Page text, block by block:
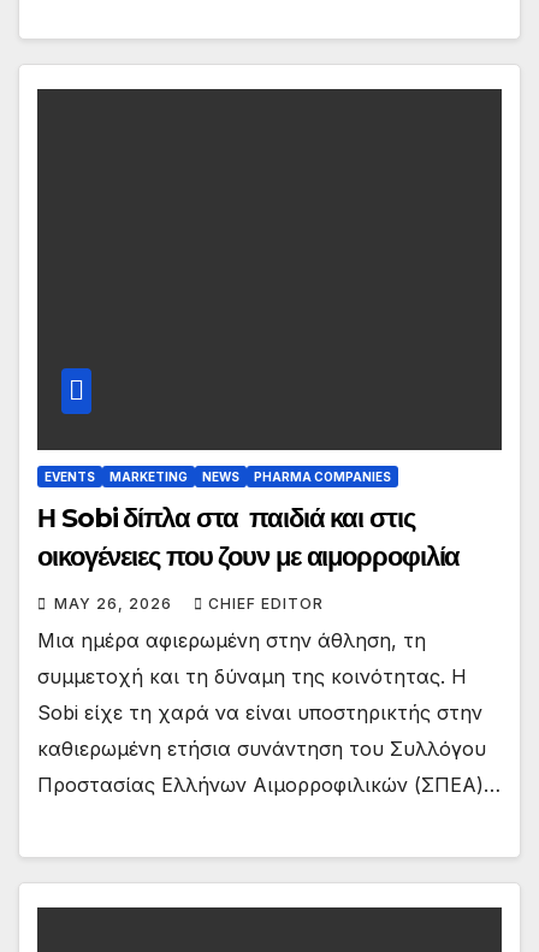
EVENTS MARKETING NEWS PHARMA COMPANIES
Η Sobi δίπλα στα παιδιά και στις
οικογένειες που ζουν με αιμορροφιλία
MAY 26, 2026 CHIEF EDITOR
Μια ημέρα αφιερωμένη στην άθληση, τη
συμμετοχή και τη δύναμη της κοινότητας. Η
Sobi είχε τη χαρά να είναι υποστηρικτής στην
καθιερωμένη ετήσια συνάντηση του Συλλόγου
Προστασίας Ελλήνων Αιμορροφιλικών (ΣΠΕΑ)…